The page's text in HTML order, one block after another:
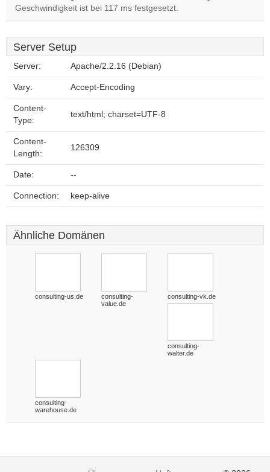
Geschwindigkeit ist bei 117 ms festgesetzt.
Server Setup
Server: Apache/2.2.16 (Debian)
Vary: Accept-Encoding
Content-
Type:
text/html; charset=UTF-8
Content-
Length:
126309
Date: --
Connection: keep-alive
Ähnliche Domänen
consulting-us.de
consulting-
value.de
consulting-vk.de
consulting-
walter.de
consulting-
warehouse.de